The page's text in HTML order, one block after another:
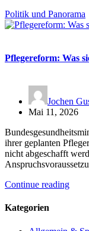
Politik und Panorama
Pflegereform: Was
Jochen
Mai 11, 2026
ihrer geplanten
nicht abgeschafft
Continue reading
Kategorien